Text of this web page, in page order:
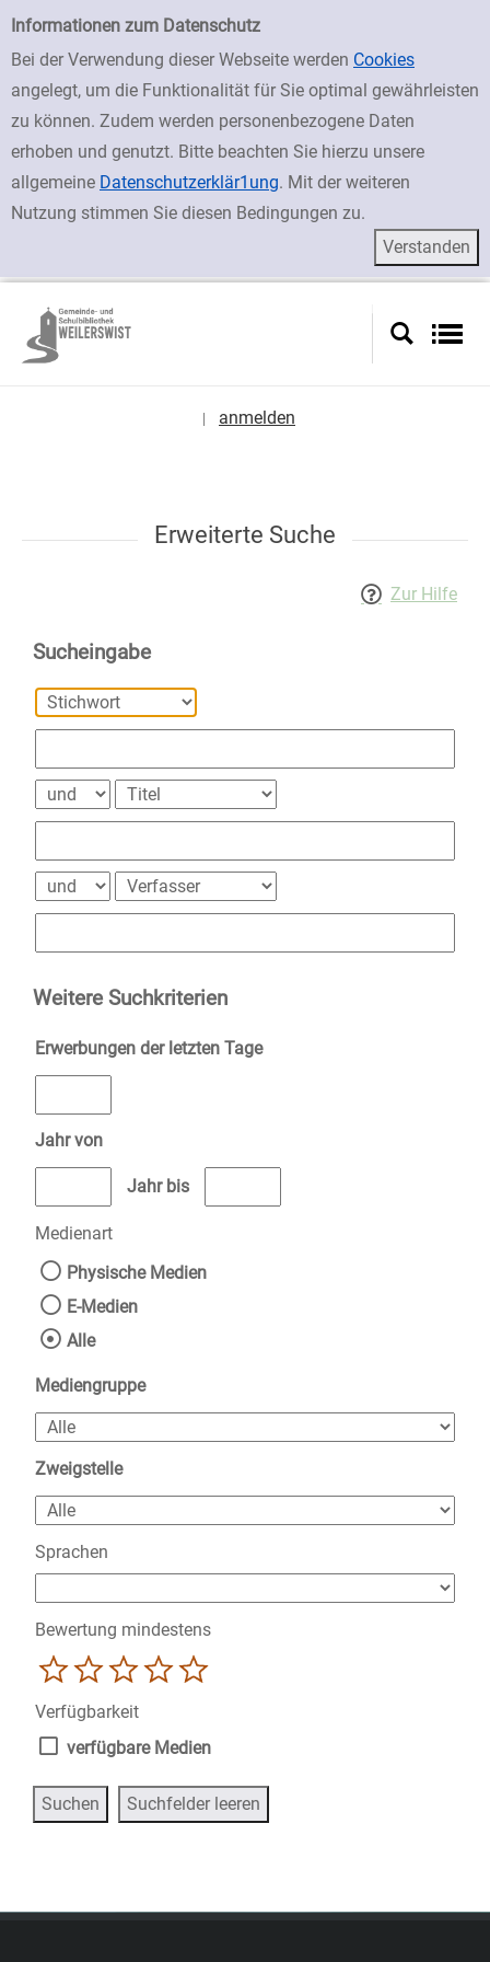
Erweiterte Suche
Informationen zum Datenschutz
Bei der Verwendung dieser Webseite werden Cookies
angelegt, um die Funktionalität für Sie optimal gewährleisten
zu können. Zudem werden personenbezogene Daten
erhoben und genutzt. Bitte beachten Sie hierzu unsere
allgemeine Datenschutzerklär1ung. Mit der weiteren
Nutzung stimmen Sie diesen Bedingungen zu.
zur Navigation springen
zum Inhalt springen
Zur erweiterten Suche springen
anmelden
Erweiterte Suche
Zur Hilfe
Sucheingabe
Weitere Suchkriterien
Erwerbungen der letzten Tage
Jahr von
Medien anzeigen, die nach dem Jahr veröffentlicht wurden
Jahr bis
Medienart
Physische Medien
E-Medien
Alle
Mediengruppe
Zweigstelle
Sprachen
Bewertung mindestens
1 2 3
Verfügbarkeit
verfügbare Medien